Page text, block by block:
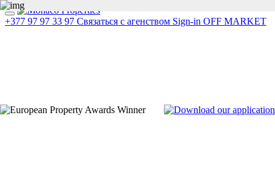
+377 97 97 33 97 Связаться с агенством Sign-in OFF MARKET